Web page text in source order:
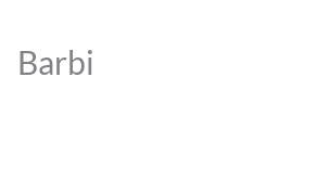
Barbi